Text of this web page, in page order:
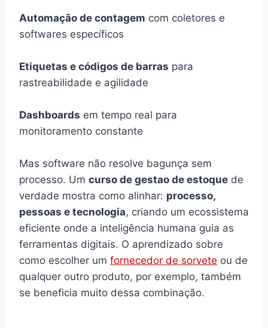
Automação de contagem com coletores e
softwares específicos
Etiquetas e códigos de barras para
rastreabilidade e agilidade
Dashboards em tempo real para
monitoramento constante
Mas software não resolve bagunça sem
processo. Um curso de gestao de estoque de
verdade mostra como alinhar: processo,
pessoas e tecnologia, criando um ecossistema
eficiente onde a inteligência humana guia as
ferramentas digitais. O aprendizado sobre
como escolher um fornecedor de sorvete ou de
qualquer outro produto, por exemplo, também
se beneficia muito dessa combinação.